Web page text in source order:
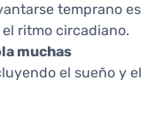
temprano es
ritmo circadiano.
muchas
el sueño y el